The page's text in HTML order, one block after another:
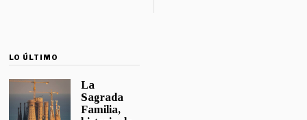
LO ÚLTIMO
La
Sagrada
Familia,